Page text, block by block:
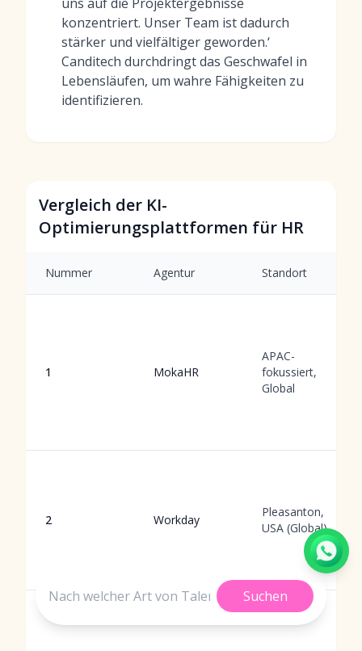
konzentriert. Unser Team ist dadurch
stärker und vielfältiger geworden.‘
Canditech durchdringt das Geschwafel in
Lebensläufen, um wahre Fähigkeiten zu
identifizieren.
Vergleich der KI-
Optimierungsplattformen für HR
Nummer Agentur Standort
1 MokaHR
APAC-
fokussiert,
Global
2 Workday
Pleasanton,
USA (Global)
Suchen